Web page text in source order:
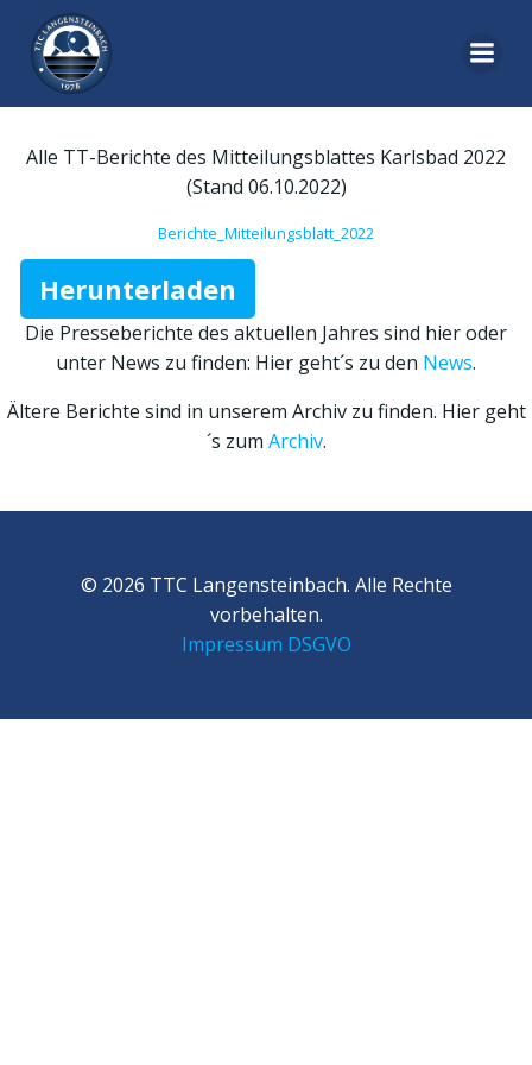
Alle TT-Berichte des Mitteilungsblattes Karlsbad 2022
(Stand 06.10.2022)
Berichte_Mitteilungsblatt_2022
Herunterladen
Die Presseberichte des aktuellen Jahres sind hier oder
unter News zu finden: Hier geht´s zu den News.
Ältere Berichte sind in unserem Archiv zu finden. Hier geht
´s zum Archiv.
© 2026 TTC Langensteinbach. Alle Rechte
vorbehalten.
Impressum DSGVO